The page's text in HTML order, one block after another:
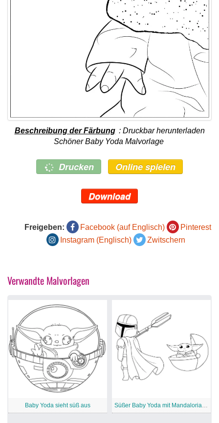
Beschreibung der Färbung : Druckbar herunterladen
Schöner Baby Yoda Malvorlage
Drucken Online spielen
Download
Freigeben: Facebook (auf Englisch)
Pinterest
Instagram (Englisch)
Zwitschern
Verwandte Malvorlagen
Baby Yoda sieht süß aus Süßer Baby Yoda mit Mandalorianer